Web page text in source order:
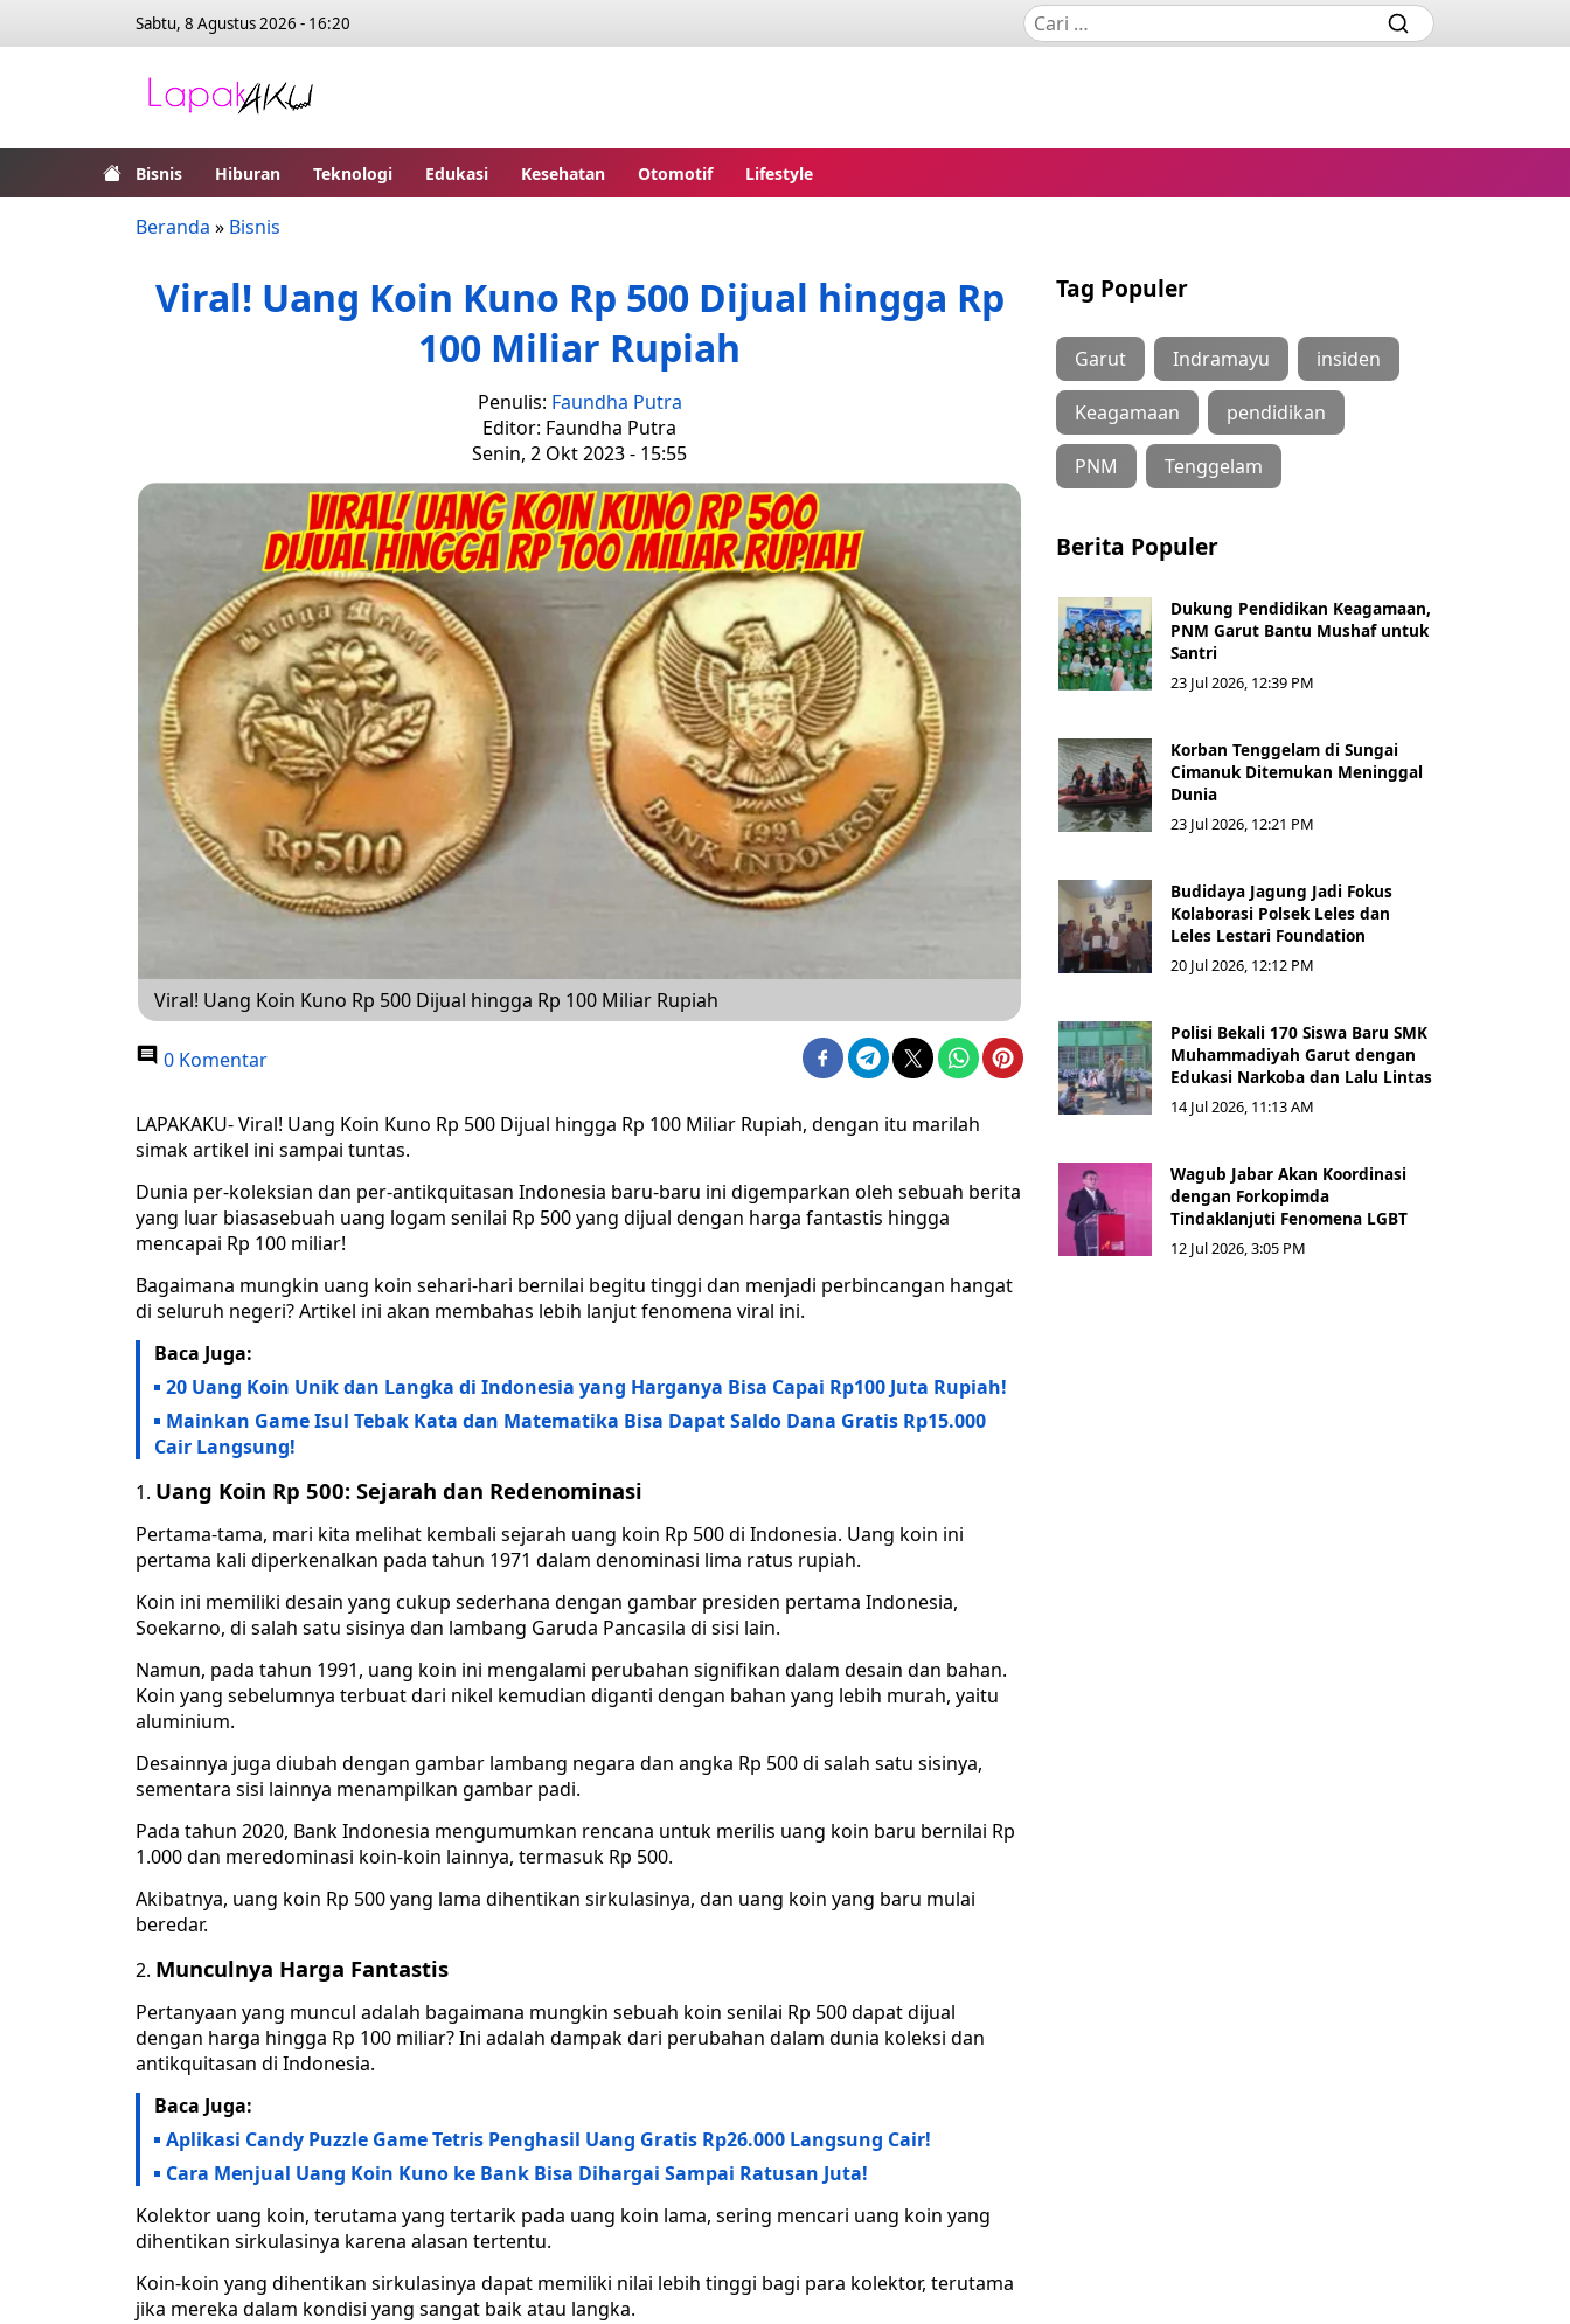
Sabtu, 8 Agustus 2026 - 16:20
Bisnis Hiburan Teknologi Edukasi Kesehatan Otomotif Lifestyle
Beranda » Bisnis
Viral! Uang Koin Kuno Rp 500 Dijual hingga Rp
100 Miliar Rupiah
Penulis: Faundha Putra
Editor: Faundha Putra
Senin, 2 Okt 2023 - 15:55
Viral! Uang Koin Kuno Rp 500 Dijual hingga Rp 100 Miliar Rupiah
0 Komentar
LAPAKAKU- Viral! Uang Koin Kuno Rp 500 Dijual hingga Rp 100 Miliar Rupiah, dengan itu marilah
simak artikel ini sampai tuntas.
Dunia per-koleksian dan per-antikquitasan Indonesia baru-baru ini digemparkan oleh sebuah berita
yang luar biasasebuah uang logam senilai Rp 500 yang dijual dengan harga fantastis hingga
mencapai Rp 100 miliar!
Bagaimana mungkin uang koin sehari-hari bernilai begitu tinggi dan menjadi perbincangan hangat
di seluruh negeri? Artikel ini akan membahas lebih lanjut fenomena viral ini.
Baca Juga:
20 Uang Koin Unik dan Langka di Indonesia yang Harganya Bisa Capai Rp100 Juta Rupiah!
Mainkan Game Isul Tebak Kata dan Matematika Bisa Dapat Saldo Dana Gratis Rp15.000
Cair Langsung!
Uang Koin Rp 500: Sejarah dan Redenominasi
Pertama-tama, mari kita melihat kembali sejarah uang koin Rp 500 di Indonesia. Uang koin ini
pertama kali diperkenalkan pada tahun 1971 dalam denominasi lima ratus rupiah.
Koin ini memiliki desain yang cukup sederhana dengan gambar presiden pertama Indonesia,
Soekarno, di salah satu sisinya dan lambang Garuda Pancasila di sisi lain.
Namun, pada tahun 1991, uang koin ini mengalami perubahan signifikan dalam desain dan bahan.
Koin yang sebelumnya terbuat dari nikel kemudian diganti dengan bahan yang lebih murah, yaitu
aluminium.
Desainnya juga diubah dengan gambar lambang negara dan angka Rp 500 di salah satu sisinya,
sementara sisi lainnya menampilkan gambar padi.
Pada tahun 2020, Bank Indonesia mengumumkan rencana untuk merilis uang koin baru bernilai Rp
1.000 dan meredominasi koin-koin lainnya, termasuk Rp 500.
Akibatnya, uang koin Rp 500 yang lama dihentikan sirkulasinya, dan uang koin yang baru mulai
beredar.
Munculnya Harga Fantastis
Pertanyaan yang muncul adalah bagaimana mungkin sebuah koin senilai Rp 500 dapat dijual
dengan harga hingga Rp 100 miliar? Ini adalah dampak dari perubahan dalam dunia koleksi dan
antikquitasan di Indonesia.
Baca Juga:
Aplikasi Candy Puzzle Game Tetris Penghasil Uang Gratis Rp26.000 Langsung Cair!
Cara Menjual Uang Koin Kuno ke Bank Bisa Dihargai Sampai Ratusan Juta!
Kolektor uang koin, terutama yang tertarik pada uang koin lama, sering mencari uang koin yang
dihentikan sirkulasinya karena alasan tertentu.
Koin-koin yang dihentikan sirkulasinya dapat memiliki nilai lebih tinggi bagi para kolektor, terutama
jika mereka dalam kondisi yang sangat baik atau langka.
Tag Populer
Garut Indramayu insiden
Keagamaan pendidikan
PNM Tenggelam
Berita Populer
Dukung Pendidikan Keagamaan,
PNM Garut Bantu Mushaf untuk
Santri
23 Jul 2026, 12:39 PM
Korban Tenggelam di Sungai
Cimanuk Ditemukan Meninggal
Dunia
23 Jul 2026, 12:21 PM
Budidaya Jagung Jadi Fokus
Kolaborasi Polsek Leles dan
Leles Lestari Foundation
20 Jul 2026, 12:12 PM
Polisi Bekali 170 Siswa Baru SMK
Muhammadiyah Garut dengan
Edukasi Narkoba dan Lalu Lintas
14 Jul 2026, 11:13 AM
Wagub Jabar Akan Koordinasi
dengan Forkopimda
Tindaklanjuti Fenomena LGBT
12 Jul 2026, 3:05 PM